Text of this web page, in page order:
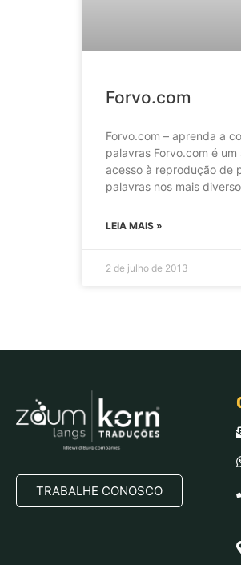
Forvo.com
Forvo.com – aprenda a
palavras Forvo.com é
acesso à reprodução de
palavras nos mais
LEIA MAIS »
2 de julho de 2013
TRABALHE CONOSCO